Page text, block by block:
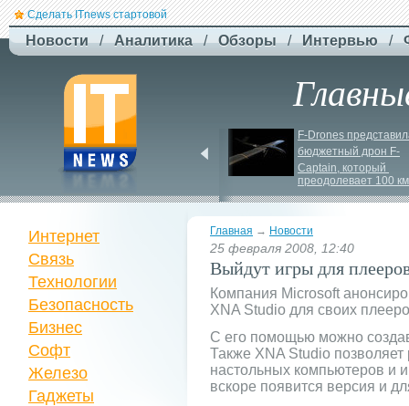
Сделать ITnews стартовой
Новости / Аналитика / Обзоры / Интервью /
повітряний штурм за
участю роботів
F-Drones
бюджетный дрон F-
Сaptain, который
преодолевает 100 км
Главная → Новости
25 февраля 2008, 12:40
Выйдут игры для
Компания Microsoft
XNA Studio для своих
С его помощью можно
Также XNA Studio
настольных компьютеров и
вскоре появится версия и
Интернет
Связь
Технологии
Безопасность
Бизнес
Софт
Железо
Гаджеты